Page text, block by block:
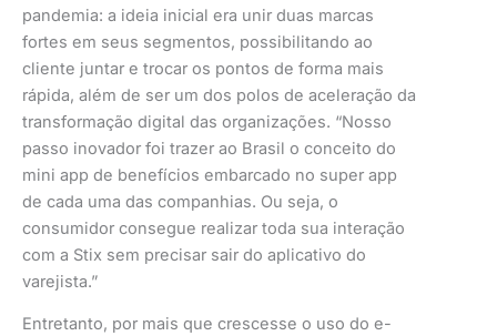
pandemia: a ideia inicial era unir duas marcas
fortes em seus segmentos, possibilitando ao
cliente juntar e trocar os pontos de forma mais
rápida, além de ser um dos polos de aceleração da
transformação digital das organizações. “Nosso
passo inovador foi trazer ao Brasil o conceito do
mini app de benefícios embarcado no super app
de cada uma das companhias. Ou seja, o
consumidor consegue realizar toda sua interação
com a Stix sem precisar sair do aplicativo do
varejista.”
Entretanto, por mais que crescesse o uso do e-